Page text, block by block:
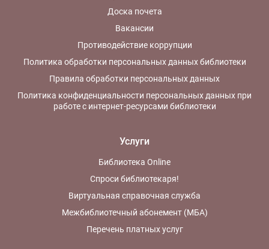
Доска почета
Вакансии
Противодействие коррупции
Политика обработки персональных данных библиотеки
Правила обработки персональных данных
Политика конфиденциальности персональных данных при
работе с интернет-ресурсами библиотеки
Услуги
Библиотека Online
Спроси библиотекаря!
Виртуальная справочная служба
Межбиблиотечный абонемент (МБА)
Перечень платных услуг